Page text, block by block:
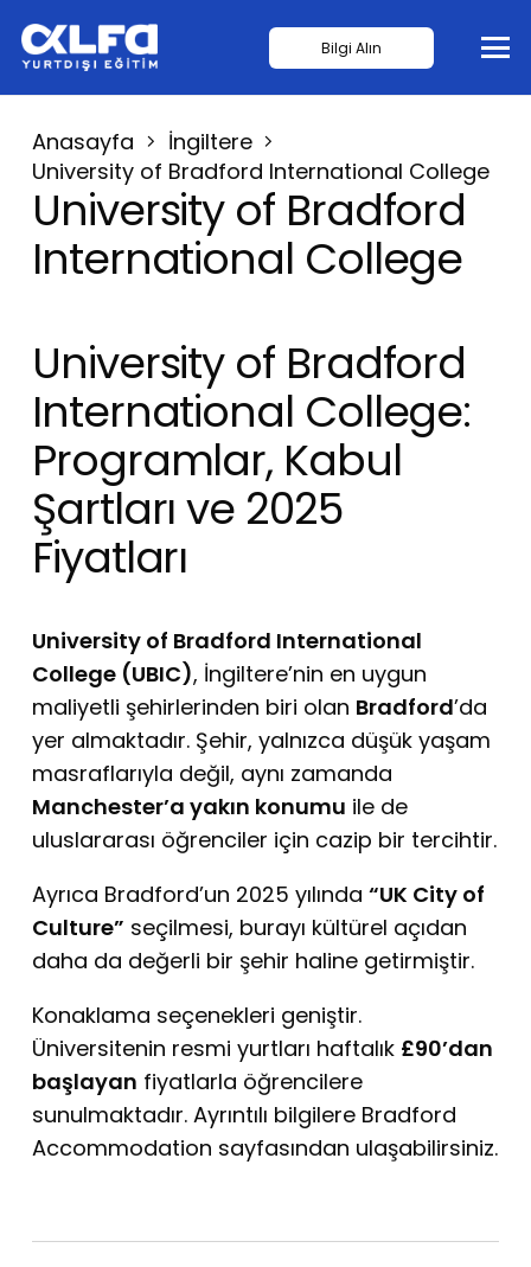
Bilgi Alın
Anasayfa
İngiltere
University of Bradford International College
University of Bradford
International College
University of Bradford
International College:
Programlar, Kabul
Şartları ve 2025
Fiyatları
University of Bradford International
College (UBIC), İngiltere’nin en uygun
maliyetli şehirlerinden biri olan Bradford’da
yer almaktadır. Şehir, yalnızca düşük yaşam
masraflarıyla değil, aynı zamanda
Manchester’a yakın konumu ile de
uluslararası öğrenciler için cazip bir tercihtir.
Ayrıca Bradford’un 2025 yılında “UK City of
Culture” seçilmesi, burayı kültürel açıdan
daha da değerli bir şehir haline getirmiştir.
Konaklama seçenekleri geniştir.
Üniversitenin resmi yurtları haftalık £90’dan
başlayan fiyatlarla öğrencilere
sunulmaktadır. Ayrıntılı bilgilere Bradford
Accommodation sayfasından ulaşabilirsiniz.